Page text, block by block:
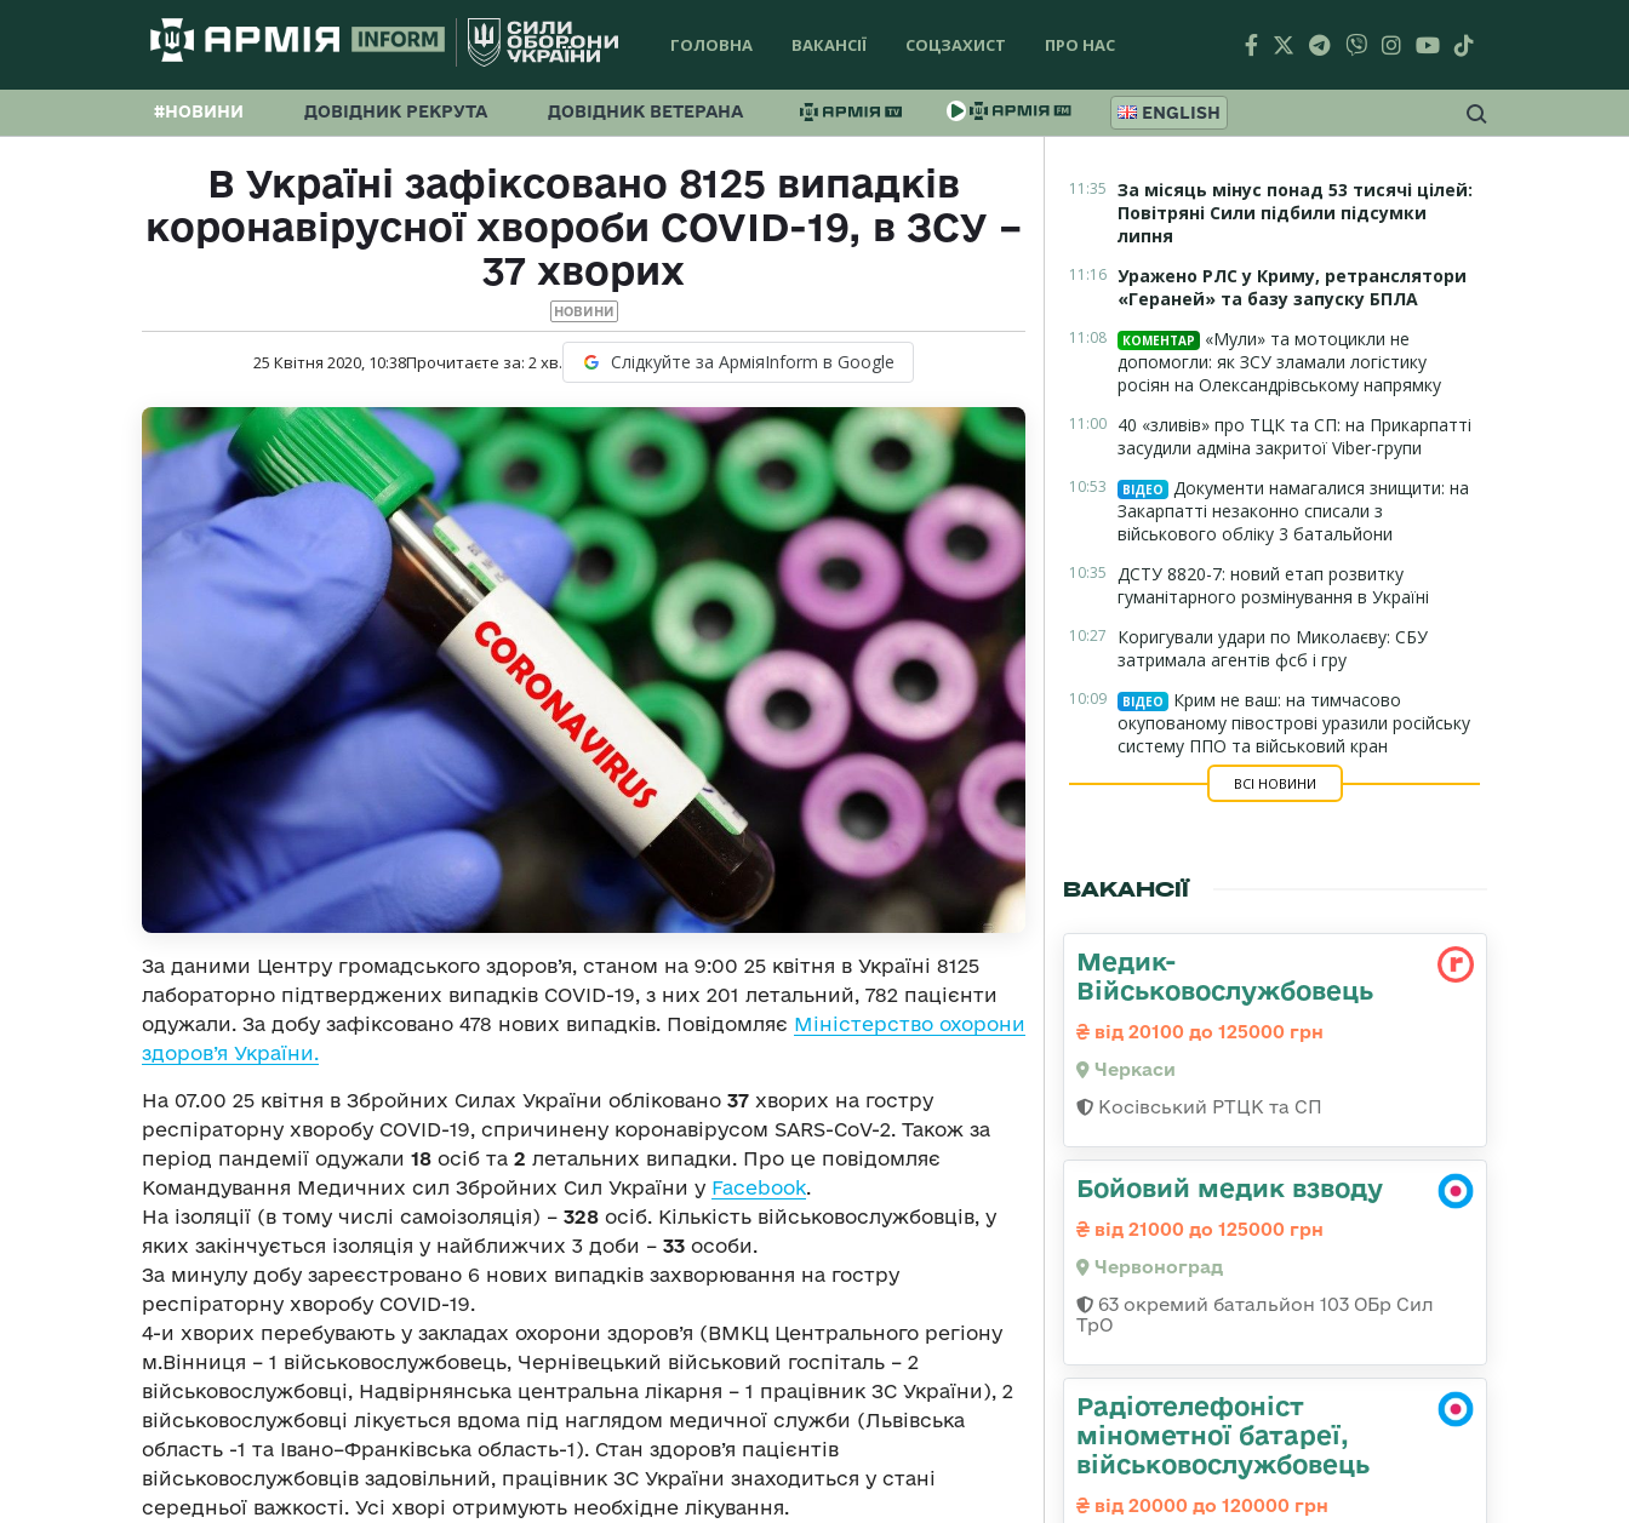
ГОЛОВНА ВАКАНСІЇ СОЦЗАХИСТ ПРО НАС
#НОВИНИ ДОВІДНИК РЕКРУТА ДОВІДНИК ВЕТЕРАНА ENGLISH
В Україні зафіксовано 8125 випадків
коронавірусної хвороби COVID-19, в ЗСУ –
37 хворих
НОВИНИ
25 Квітня 2020, 10:38Прочитаєте за: 2хв. Слідкуйте за АрміяInform в Google
За даними Центру громадського здоров’я, станом на 9:00 25 квітня в Україні 8125
лабораторно підтверджених випадків COVID-19, з них 201 летальний, 782 пацієнти
одужали. За добу зафіксовано 478 нових випадків. Повідомляє Міністерство охорони
здоров’я України.
На 07.00 25 квітня в Збройних Силах України обліковано 37 хворих на гостру
респіраторну хворобу COVID-19, спричинену коронавірусом SARS-CoV-2. Також за
період пандемії одужали 18 осіб та 2 летальних випадки. Про це повідомляє
Командування Медичних сил Збройних Сил України у Facebook.
На ізоляції (в тому числі самоізоляція) – 328 осіб. Кількість військовослужбовців, у
яких закінчується ізоляція у найближчих 3 доби – 33 особи.
За минулу добу зареєстровано 6 нових випадків захворювання на гостру
респіраторну хворобу COVID-19.
4-и хворих перебувають у закладах охорони здоров’я (ВМКЦ Центрального регіону
м.Вінниця – 1 військовослужбовець, Чернівецький військовий госпіталь – 2
військовослужбовці, Надвірнянська центральна лікарня – 1 працівник ЗС України), 2
військовослужбовці лікується вдома під наглядом медичної служби (Львівська
область -1 та Івано–Франківська область-1). Стан здоров’я пацієнтів
військовослужбовців задовільний, працівник ЗС України знаходиться у стані
середньої важкості. Усі хворі отримують необхідне лікування.
11:35 За місяць мінус понад 53 тисячі цілей:
Повітряні Сили підбили підсумки
липня
11:16 Уражено РЛС у Криму, ретранслятори
«Гераней» та базу запуску БПЛА
11:08 КОМЕНТАР
«Мули» та мотоцикли не
допомогли: як ЗСУ зламали логістику
росіян на Олександрівському напрямку
11:00 40 «зливів» про ТЦК та СП: на Прикарпатті
засудили адміна закритої Viber-групи
10:53 ВІДЕО
Документи намагалися знищити: на
Закарпатті незаконно списали з
військового обліку 3 батальйони
10:35 ДСТУ 8820-7: новий етап розвитку
гуманітарного розмінування в Україні
10:27
Коригували удари по Миколаєву: СБУ
затримала агентів фсб і гру
10:09 ВІДЕО
Крим не ваш: на тимчасово
окупованому півострові уразили російську
систему ППО та військовий кран
ВСІ НОВИНИ
ВАКАНСІЇ
Медик-
Військовослужбовець
від 20100 до 125000 грн
Черкаси
Косівський РТЦК та СП
Бойовий медик взводу
від 21000 до 125000 грн
Червоноград
63 окремий батальйон 103 ОБр Сил
ТрО
Радіотелефоніст
мінометної батареї,
військовослужбовець
від 20000 до 120000 грн